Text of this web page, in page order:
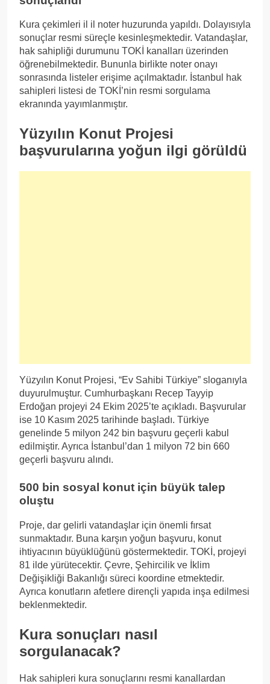
Kura çekimleri il il noter huzurunda yapıldı. Dolayısıyla
sonuçlar resmi süreçle kesinleşmektedir. Vatandaşlar,
hak sahipliği durumunu TOKİ kanalları üzerinden
öğrenebilmektedir. Bununla birlikte noter onayı
sonrasında listeler erişime açılmaktadır. İstanbul hak
sahipleri listesi de TOKİ’nin resmi sorgulama
ekranında yayımlanmıştır.
Yüzyılın Konut Projesi
başvurularına yoğun ilgi görüldü
Yüzyılın Konut Projesi, “Ev Sahibi Türkiye” sloganıyla
duyurulmuştur. Cumhurbaşkanı Recep Tayyip
Erdoğan projeyi 24 Ekim 2025’te açıkladı. Başvurular
ise 10 Kasım 2025 tarihinde başladı. Türkiye
genelinde 5 milyon 242 bin başvuru geçerli kabul
edilmiştir. Ayrıca İstanbul’dan 1 milyon 72 bin 660
geçerli başvuru alındı.
500 bin sosyal konut için büyük talep
oluştu
Proje, dar gelirli vatandaşlar için önemli fırsat
sunmaktadır. Buna karşın yoğun başvuru, konut
ihtiyacının büyüklüğünü göstermektedir. TOKİ, projeyi
81 ilde yürütecektir. Çevre, Şehircilik ve İklim
Değişikliği Bakanlığı süreci koordine etmektedir.
Ayrıca konutların afetlere dirençli yapıda inşa edilmesi
beklenmektedir.
Kura sonuçları nasıl
sorgulanacak?
Hak sahipleri kura sonuçlarını resmi kanallardan